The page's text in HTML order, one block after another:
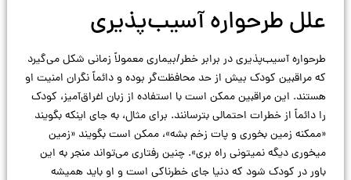
علل طرحواره آسیب‌پذیری
طرحواره آسیب‌پذیری در برابر خطر/بیماری معمولاً زمانی شکل می‌گیرد
که مراقبین کودک بیش از حد محافظت‌گر بوده و دائماً نگران امنیت او
هستند. این مراقبین ممکن است با استفاده از زبان اغراق‌آمیز، کودک
را دائماً از خطرات احتمالی بترسانند. برای مثال، به جای اینکه بگویند
«ممکنه زمین بخوری و پات زخم بشه»، ممکن است بگویند «زمین
میخوری دیگه نمیتونی راه بری». چنین رفتاری می‌تواند منجر به این
باور در کودک شود که دنیا جای خطرناکی است و او باید همیشه